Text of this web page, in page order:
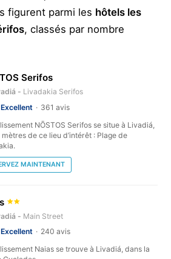
figurent parmi les hôtels les
, classés par nombre
Serifos
- Livadakia Serifos
Excellent
361 avis
NŌSTOS Serifos se situe à Livadiá,
de ce lieu d’intérêt : Plage de
MAINTENANT
- Main Street
Excellent
240 avis
Naias se trouve à Livadiá, dans la